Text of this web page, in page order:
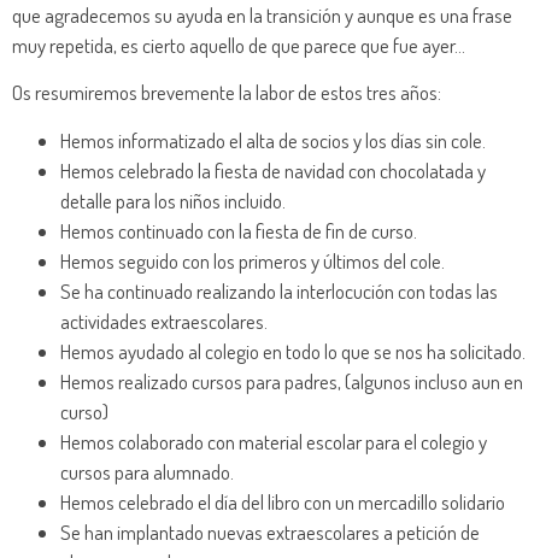
que agradecemos su ayuda en la transición y aunque es una frase
muy repetida, es cierto aquello de que parece que fue ayer…
Os resumiremos brevemente la labor de estos tres años:
Hemos informatizado el alta de socios y los días sin cole.
Hemos celebrado la fiesta de navidad con chocolatada y
detalle para los niños incluido.
Hemos continuado con la fiesta de fin de curso.
Hemos seguido con los primeros y últimos del cole.
Se ha continuado realizando la interlocución con todas las
actividades extraescolares.
Hemos ayudado al colegio en todo lo que se nos ha solicitado.
Hemos realizado cursos para padres, (algunos incluso aun en
curso)
Hemos colaborado con material escolar para el colegio y
cursos para alumnado.
Hemos celebrado el día del libro con un mercadillo solidario
Se han implantado nuevas extraescolares a petición de